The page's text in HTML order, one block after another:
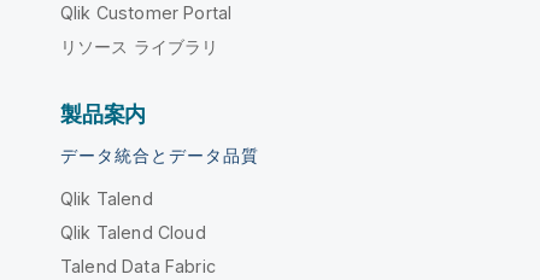
Qlik Customer Portal
リソース ライブラリ
製品案内
データ統合とデータ品質
Qlik Talend
Qlik Talend Cloud
Talend Data Fabric